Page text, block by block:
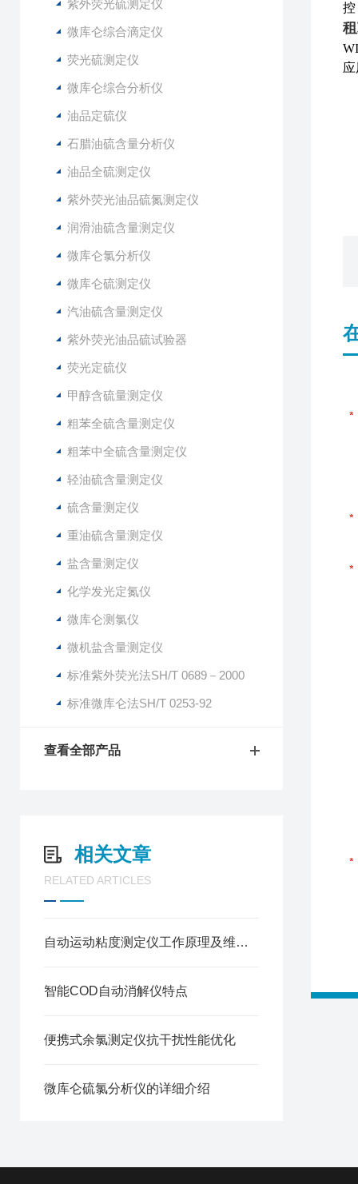
紫外荧光硫测定仪
微库仑综合滴定仪
荧光硫测定仪
微库仑综合分析仪
油品定硫仪
石腊油硫含量分析仪
油品全硫测定仪
紫外荧光油品硫氮测定仪
润滑油硫含量测定仪
微库仑氯分析仪
微库仑硫测定仪
汽油硫含量测定仪
紫外荧光油品硫试验器
荧光定硫仪
甲醇含硫量测定仪
粗苯全硫含量测定仪
粗苯中全硫含量测定仪
轻油硫含量测定仪
硫含量测定仪
重油硫含量测定仪
盐含量测定仪
化学发光定氮仪
微库仑测氯仪
微机盐含量测定仪
标准紫外荧光法SH/T 0689－2000
标准微库仑法SH/T 0253-92
查看全部产品
相关文章
RELATED ARTICLES
自动运动粘度测定仪工作原理及维护保养技巧
智能COD自动消解仪特点
便携式余氯测定仪抗干扰性能优化
微库仑硫氯分析仪的详细介绍
控